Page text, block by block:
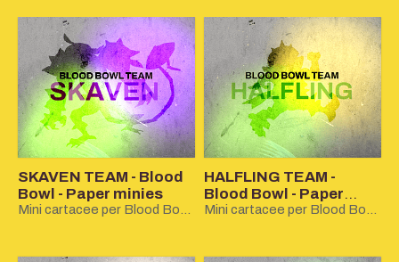
SKAVEN TEAM - Blood
Bowl - Paper minies
Mini cartacee per Blood Bowl, Snatch! e altri giochi di miniature sportivi.
HALFLING TEAM -
Blood Bowl - Paper
minies
Mini cartacee per Blood Bowl, Snatch! e altri giochi di miniature sportivi.